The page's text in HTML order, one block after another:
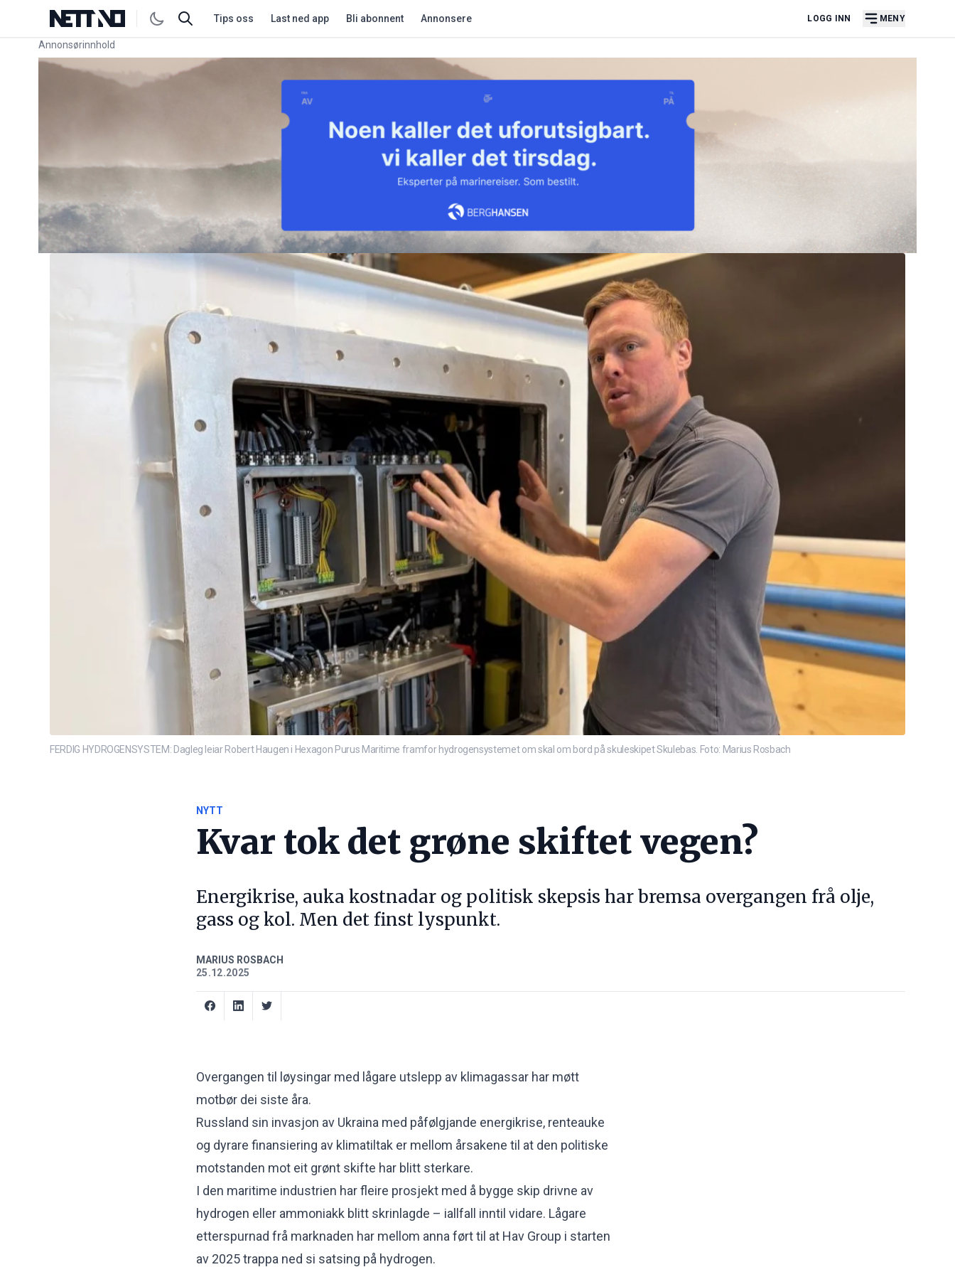
Tips oss Last ned app Bli abonnent Annonsere LOGG INN MENY
Annonsørinnhold
Link for annonse
FERDIG HYDROGENSYSTEM: Dagleg leiar Robert Haugen i Hexagon Purus Maritime framfor hydrogensystemet om skal om bord på skuleskipet Skulebas. Foto: Marius Rosbach
NYTT
Kvar tok det grøne skiftet vegen?
Energikrise, auka kostnadar og politisk skepsis har bremsa overgangen frå olje,
gass og kol. Men det finst lyspunkt.
MARIUS ROSBACH
25.12.2025
Overgangen til løysingar med lågare utslepp av klimagassar har møtt
motbør dei siste åra.
Russland sin invasjon av Ukraina med påfølgjande energikrise, renteauke
og dyrare finansiering av klimatiltak er mellom årsakene til at den politiske
motstanden mot eit grønt skifte har blitt sterkare.
I den maritime industrien har fleire prosjekt med å bygge skip drivne av
hydrogen eller ammoniakk blitt skrinlagde – iallfall inntil vidare. Lågare
etterspurnad frå marknaden har mellom anna ført til at Hav Group i starten
av 2025 trappa ned si satsing på hydrogen.